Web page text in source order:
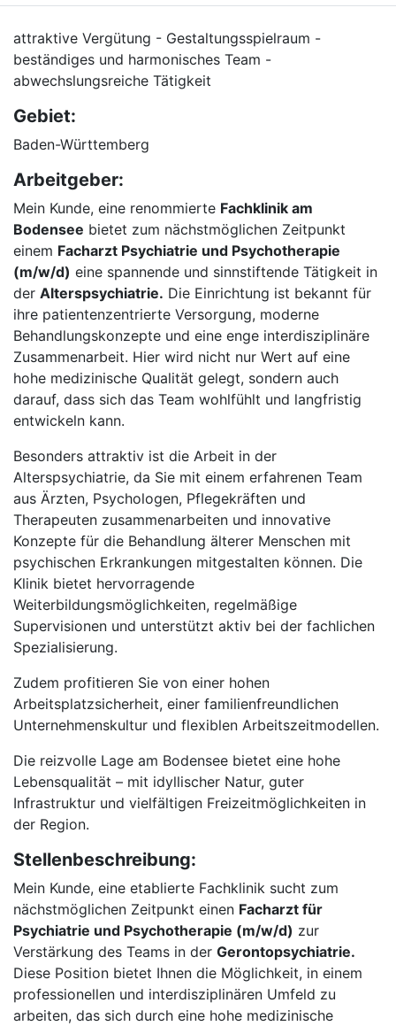
attraktive Vergütung - Gestaltungsspielraum -
beständiges und harmonisches Team -
abwechslungsreiche Tätigkeit
Gebiet:
Baden-Württemberg
Arbeitgeber:
Mein Kunde, eine renommierte Fachklinik am
Bodensee bietet zum nächstmöglichen Zeitpunkt
einem Facharzt Psychiatrie und Psychotherapie
(m/w/d) eine spannende und sinnstiftende Tätigkeit in
der Alterspsychiatrie. Die Einrichtung ist bekannt für
ihre patientenzentrierte Versorgung, moderne
Behandlungskonzepte und eine enge interdisziplinäre
Zusammenarbeit. Hier wird nicht nur Wert auf eine
hohe medizinische Qualität gelegt, sondern auch
darauf, dass sich das Team wohlfühlt und langfristig
entwickeln kann.
Besonders attraktiv ist die Arbeit in der
Alterspsychiatrie, da Sie mit einem erfahrenen Team
aus Ärzten, Psychologen, Pflegekräften und
Therapeuten zusammenarbeiten und innovative
Konzepte für die Behandlung älterer Menschen mit
psychischen Erkrankungen mitgestalten können. Die
Klinik bietet hervorragende
Weiterbildungsmöglichkeiten, regelmäßige
Supervisionen und unterstützt aktiv bei der fachlichen
Spezialisierung.
Zudem profitieren Sie von einer hohen
Arbeitsplatzsicherheit, einer familienfreundlichen
Unternehmenskultur und flexiblen Arbeitszeitmodellen.
Die reizvolle Lage am Bodensee bietet eine hohe
Lebensqualität – mit idyllischer Natur, guter
Infrastruktur und vielfältigen Freizeitmöglichkeiten in
der Region.
Stellenbeschreibung:
Mein Kunde, eine etablierte Fachklinik sucht zum
nächstmöglichen Zeitpunkt einen Facharzt für
Psychiatrie und Psychotherapie (m/w/d) zur
Verstärkung des Teams in der Gerontopsychiatrie.
Diese Position bietet Ihnen die Möglichkeit, in einem
professionellen und interdisziplinären Umfeld zu
arbeiten, das sich durch eine hohe medizinische